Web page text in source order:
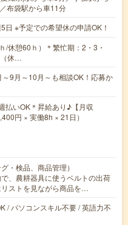
布袋駅から車11分
※予定での希望休の申請OK！
休憩60ｈ）＊繁忙期：2・3・
休…
9月～10月～も相談OK！応募か
いOK＊昇給あり♪【月収
円 × 実働8h × 21日）
・検品、商品管理）
、農耕器具に使うベルトの出荷
ストを見ながら商品を…
/ パソコンスキル不要 / 英語力不